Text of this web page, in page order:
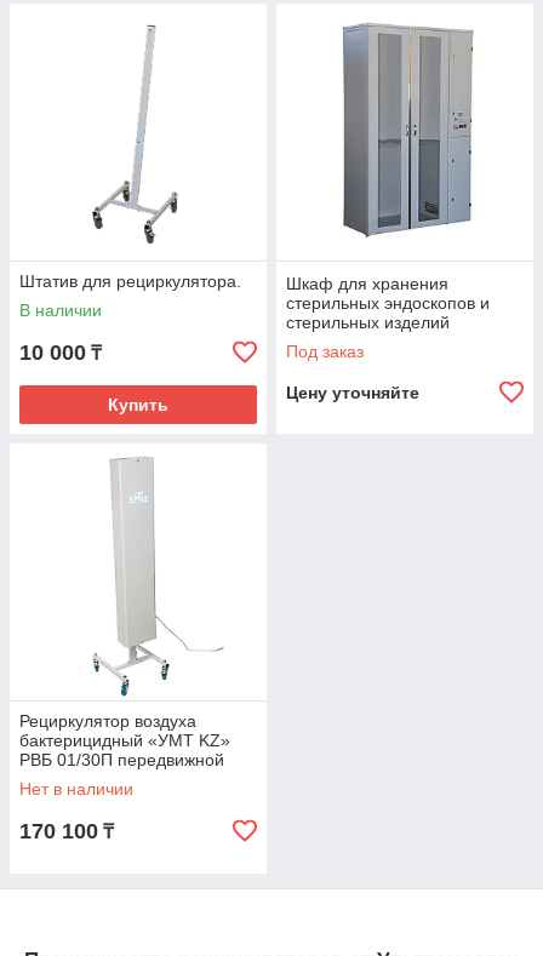
Штатив для рециркулятора.
В наличии
10 000 ₸
Купить
Шкаф для хранения
стерильных эндоскопов и
стерильных изделий
медицинского назначения
Под заказ
Цену уточняйте
Рециркулятор воздуха
бактерицидный «УМТ KZ»
РВБ 01/30П передвижной
Нет в наличии
170 100 ₸